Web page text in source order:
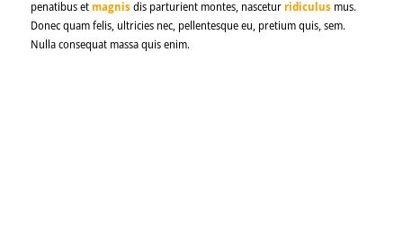
penatibus etmagnisdis parturient montes, nasceturridiculusmus.
Donec quam felis, ultricies nec, pellentesque eu, pretium quis, sem.
Nulla consequat massa quis enim.